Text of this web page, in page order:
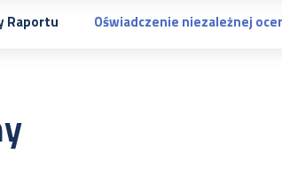
Raportu Oświadczenie niezależnej